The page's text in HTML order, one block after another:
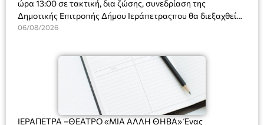
ώρα 13:00 σε τακτική, δια ζώσης, συνεδρίαση της
Δημοτικής Επιτροπής Δήμου Ιεράπετραςπου θα διεξαχθεί
στο Δημοτικό Κατάστημα, Δημοκρατίας 31 στην αίθουσα
και λήψη αποφάσεων στα παρακάτω θέματα:
06/08/2026
ΙΕΡΑΠΕΤΡΑ –ΘΕΑΤΡΟ «ΜΙΑ ΑΛΛΗ ΘΗΒΑ» Ένας